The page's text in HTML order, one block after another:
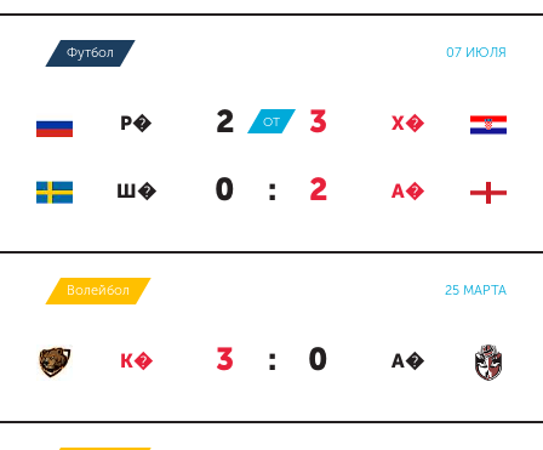
Футбол 07 ИЮЛЯ
Р� 2 : 3 Х�
ОТ
Ш� 0 : 2 А�
Волейбол 25 МАРТА
К� 3 : 0 А�